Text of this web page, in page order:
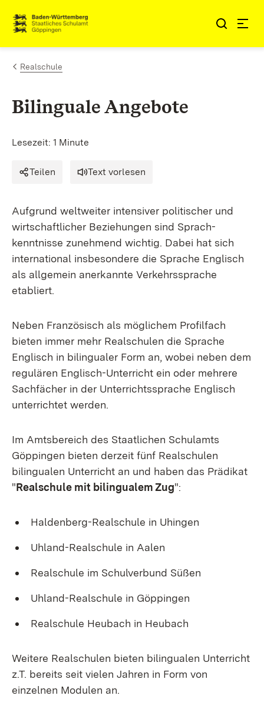
Zum Inhalt springen
Link zur Startseite
Realschule
Bilinguale Angebote
Lesezeit: 1 Minute
Teilen Text vorlesen
Aufgrund weltweiter intensiver politischer und
wirtschaftlicher Beziehungen sind Sprach-
kenntnisse zunehmend wichtig. Dabei hat sich
international insbesondere die Sprache Englisch
als allgemein anerkannte Verkehrssprache
etabliert.
Neben Französisch als möglichem Profilfach
bieten immer mehr Realschulen die Sprache
Englisch in bilingualer Form an, wobei neben dem
regulären Englisch-Unterricht ein oder mehrere
Sachfächer in der Unterrichtssprache Englisch
unterrichtet werden.
Im Amtsbereich des Staatlichen Schulamts
Göppingen bieten derzeit fünf Realschulen
bilingualen Unterricht an und haben das Prädikat
"Realschule mit bilingualem Zug":
Haldenberg-Realschule in Uhingen
Uhland-Realschule in Aalen
Realschule im Schulverbund Süßen
Uhland-Realschule in Göppingen
Realschule Heubach in Heubach
Weitere Realschulen bieten bilingualen Unterricht
z.T. bereits seit vielen Jahren in Form von
einzelnen Modulen an.